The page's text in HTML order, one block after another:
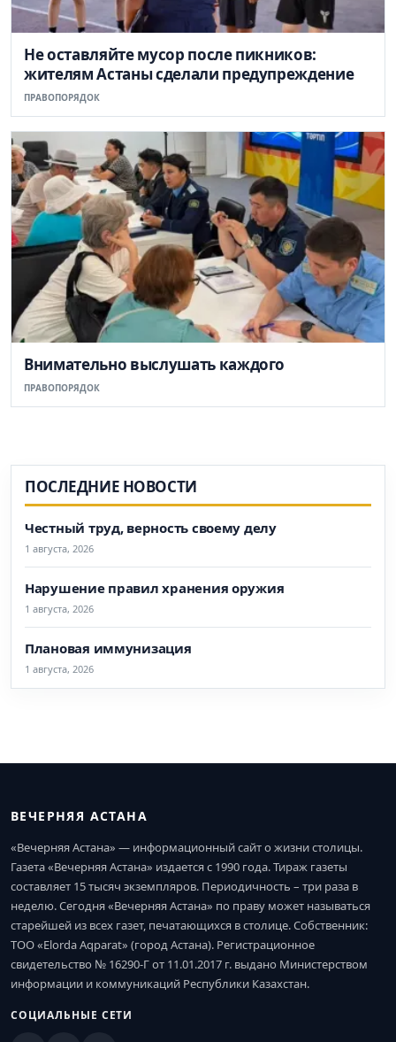
Не оставляйте мусор после пикников:
жителям Астаны сделали предупреждение
ПРАВОПОРЯДОК
Внимательно выслушать каждого
ПРАВОПОРЯДОК
ПОСЛЕДНИЕ НОВОСТИ
Честный труд, верность своему делу
1 августа, 2026
Нарушение правил хранения оружия
1 августа, 2026
Плановая иммунизация
1 августа, 2026
ВЕЧЕРНЯЯ АСТАНА
«Вечерняя Астана» — информационный сайт о жизни столицы.
Газета «Вечерняя Астана» издается с 1990 года. Тираж газеты
составляет 15 тысяч экземпляров. Периодичность – три раза в
неделю. Сегодня «Вечерняя Астана» по праву может называться
старейшей из всех газет, печатающихся в столице. Собственник:
ТОО «Elorda Aqparat» (город Астана). Регистрационное
свидетельство № 16290-Г от 11.01.2017 г. выдано Министерством
информации и коммуникаций Республики Казахстан.
СОЦИАЛЬНЫЕ СЕТИ